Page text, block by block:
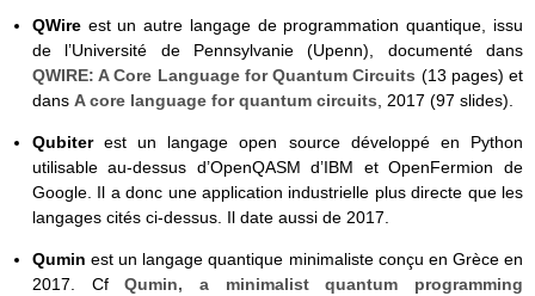
QWire est un autre langage de programmation quantique, issu
de l’Université de Pennsylvanie (Upenn), documenté dans
QWIRE: A Core Language for Quantum Circuits (13 pages) et
dans A core language for quantum circuits , 2017 (97 slides).
Qubiterest un langage open source développé en Python
utilisable au-dessus d’OpenQASM d’IBM et OpenFermion de
Google. Il a donc une application industrielle plus directe que les
langages cités ci-dessus. Il date aussi de 2017.
Quminest un langage quantique minimaliste conçu en Grèce en
2017. CfQumin, a minimalist quantum programming